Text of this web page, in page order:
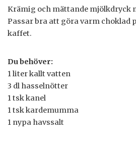
Krämig och mättande mjölkdryck
Passar bra att göra varm choklad
kaffet.
Du behöver:
1 liter kallt vatten
3 dl hasselnötter
1 tsk kanel
1 tsk kardemumma
1 nypa havssalt